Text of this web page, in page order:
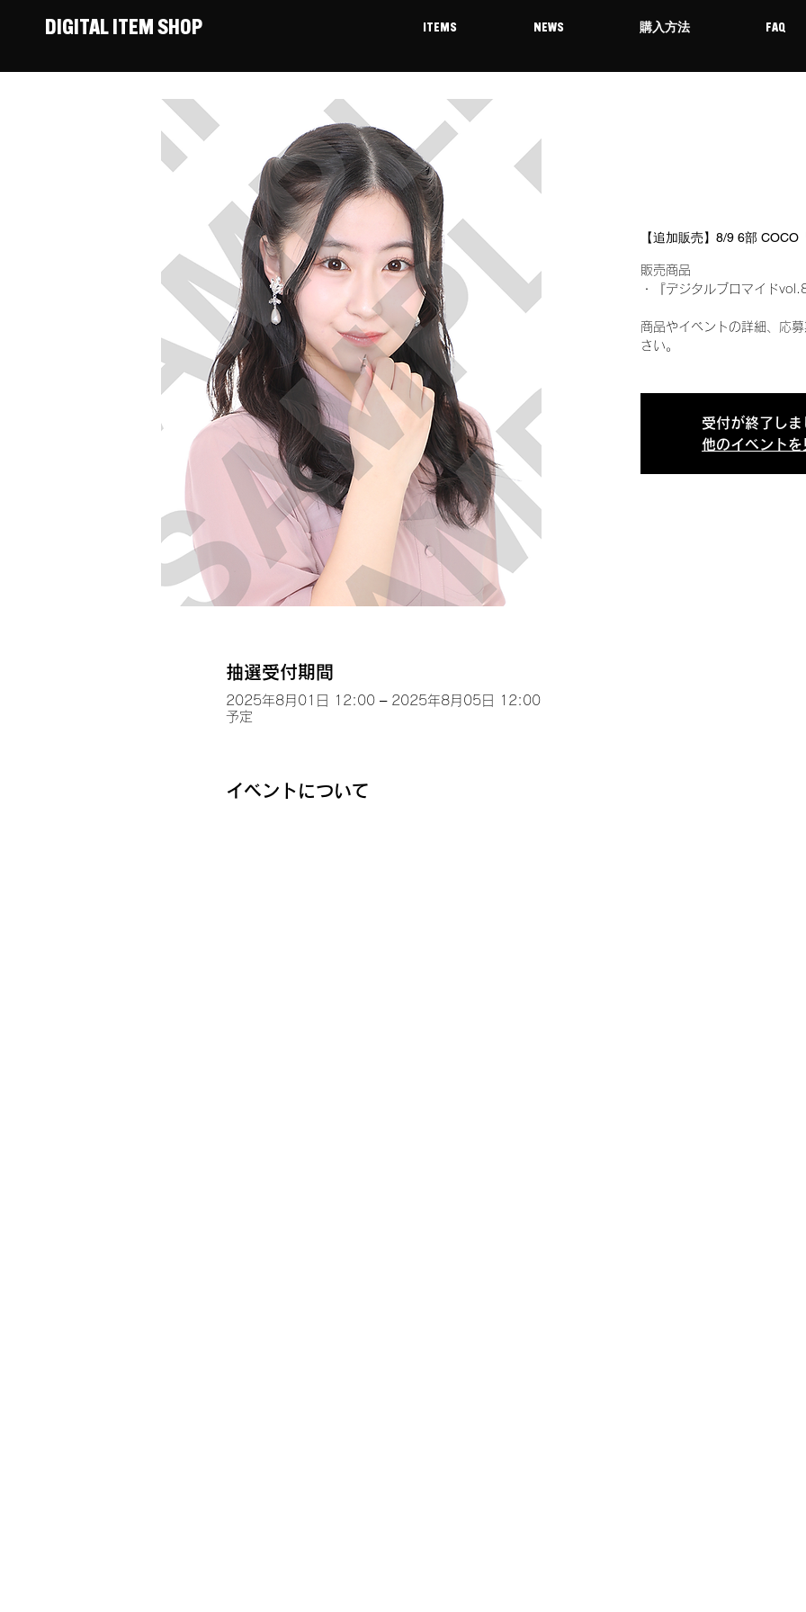
DIGITAL ITEM SHOP ITEMS NEWS 購入方法 FAQ
【追加販売】8/9 6部
販売商品
・『デジタルブロマイド
商品やイベントの詳細、応
さい。
受付が終了しま
他のイベントを
抽選受付期間
2025年8月01日 12:00 – 2025年8月05日 12:00
予定
イベントについて